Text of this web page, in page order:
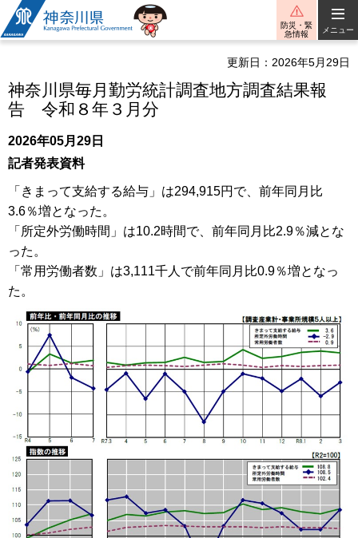
神奈川県
防災・緊
急情報
メニュー
更新日：2026年5月29日
神奈川県毎月勤労統計調査地方調査結果報
告 令和８年３月分
2026年05月29日
記者発表資料
「きまって支給する給与」は294,915円で、前年同月比
3.6％増となった。
「所定外労働時間」は10.2時間で、前年同月比2.9％減とな
った。
「常用労働者数」は3,111千人で前年同月比0.9％増となっ
た。